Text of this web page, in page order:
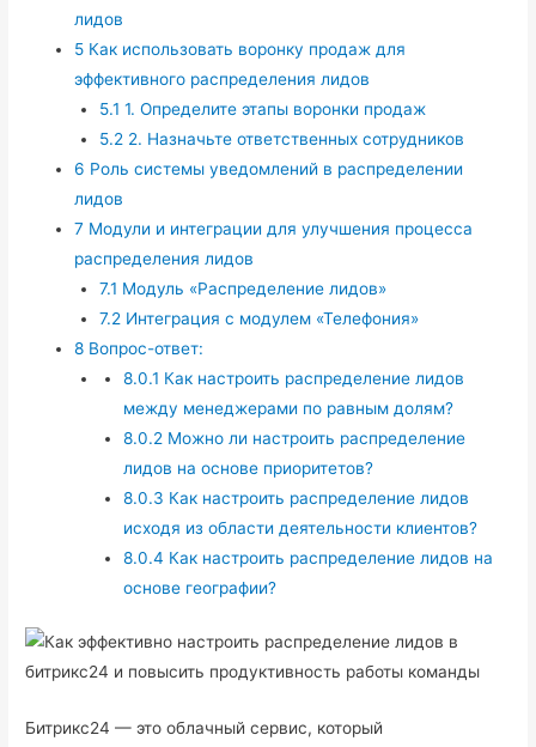
лидов
5 Как использовать воронку продаж для
эффективного распределения лидов
5.1 1. Определите этапы воронки продаж
5.2 2. Назначьте ответственных сотрудников
6 Роль системы уведомлений в распределении
лидов
7 Модули и интеграции для улучшения процесса
распределения лидов
7.1 Модуль «Распределение лидов»
7.2 Интеграция с модулем «Телефония»
8 Вопрос-ответ:
8.0.1 Как настроить распределение лидов
между менеджерами по равным долям?
8.0.2 Можно ли настроить распределение
лидов на основе приоритетов?
8.0.3 Как настроить распределение лидов
исходя из области деятельности клиентов?
8.0.4 Как настроить распределение лидов на
основе географии?
Битрикс24 — это облачный сервис, который